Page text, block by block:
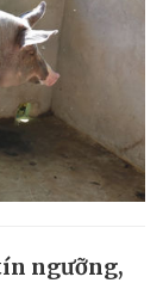
ngưỡng,